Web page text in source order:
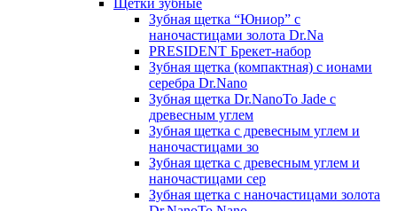
Щетки зубные
Зубная щетка “Юниор” с
наночастицами золота Dr.Na
PRESIDENT Брекет-набор
Зубная щетка (компактная) с ионами
серебра Dr.Nano
Зубная щетка Dr.NanoTo Jade с
древесным углем
Зубная щетка с древесным углем и
наночастицами зо
Зубная щетка с древесным углем и
наночастицами сер
Зубная щетка с наночастицами золота